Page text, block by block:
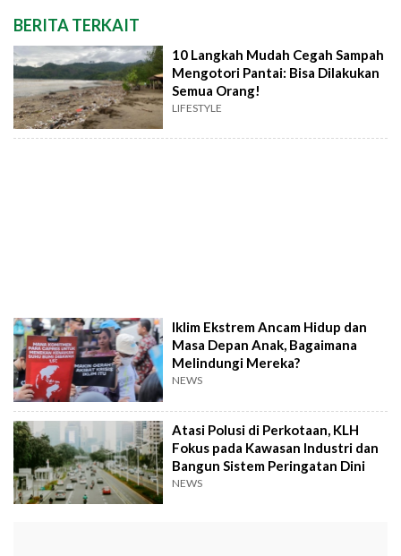
BERITA TERKAIT
10 Langkah Mudah Cegah Sampah
Mengotori Pantai: Bisa Dilakukan
Semua Orang!
LIFESTYLE
Iklim Ekstrem Ancam Hidup dan
Masa Depan Anak, Bagaimana
Melindungi Mereka?
NEWS
Atasi Polusi di Perkotaan, KLH
Fokus pada Kawasan Industri dan
Bangun Sistem Peringatan Dini
NEWS